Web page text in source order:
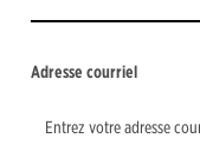
Adresse courriel